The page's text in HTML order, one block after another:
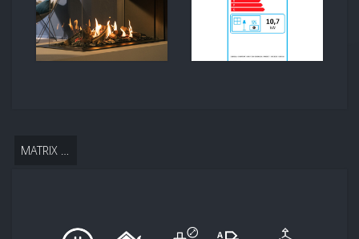
MATRIX 1050 RD